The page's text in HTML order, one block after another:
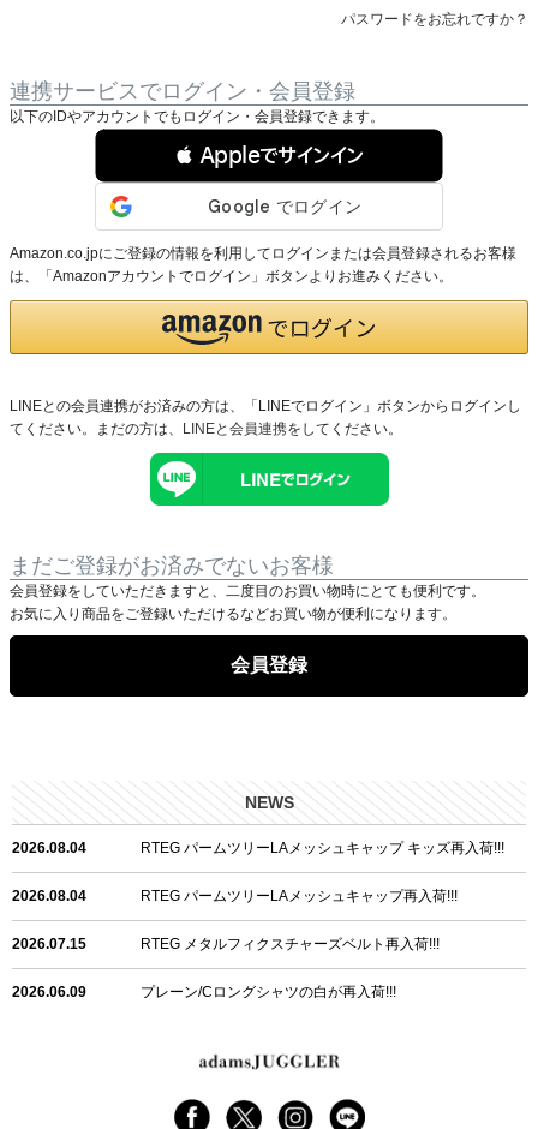
パスワードをお忘れですか？
連携サービスでログイン・会員登録
以下のIDやアカウントでもログイン・会員登録できます。
 Appleでサインイン
Amazon.co.jpにご登録の情報を利用してログインまたは会員登録されるお客様
は、「Amazonアカウントでログイン」ボタンよりお進みください。
LINEとの会員連携がお済みの方は、「LINEでログイン」ボタンからログインし
てください。まだの方は、 LINEと会員連携をしてください。
まだご登録がお済みでないお客様
会員登録をしていただきますと、二度目のお買い物時にとても便利です。
お気に入り商品をご登録いただけるなどお買い物が便利になります。
会員登録
NEWS
2026.08.04 RTEG パームツリーLAメッシュキャップ キッズ再入荷!!!
2026.08.04 RTEG パームツリーLAメッシュキャップ再入荷!!!
2026.07.15 RTEG メタルフィクスチャーズベルト再入荷!!!
2026.06.09 プレーン/Cロングシャツの白が再入荷!!!